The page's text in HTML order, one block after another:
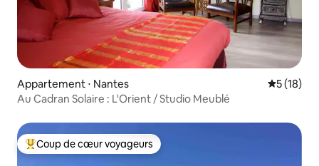
Appartement ⋅ Nantes
5 (18)
Au Cadran Solaire : L'Orient / Studio Meublé
Coups de cœur voyageurs les plus appréciés
Coup de cœur voyageurs